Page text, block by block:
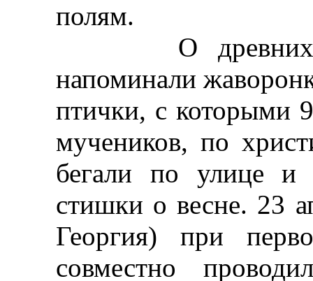
полям.
О древних
напоминали
птички, с которыми
мучеников, по
бегали по улице и
стишки о весне. 23
Георгия) при
совместно